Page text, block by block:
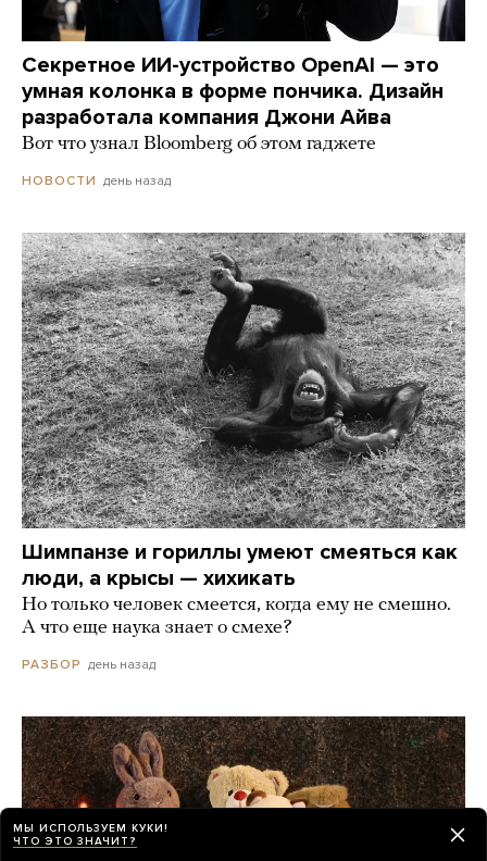
Секретное ИИ-устройство OpenAI — это
умная колонка в форме пончика. Дизайн
разработала компания Джони Айва
Вот что узнал Bloomberg об этом гаджете
НОВОСТИ день назад
Шимпанзе и гориллы умеют смеяться как
люди, а крысы — хихикать
Но только человек смеется, когда ему не смешно.
А что еще наука знает о смехе?
РАЗБОР день назад
МЫ ИСПОЛЬЗУЕМ КУКИ!
ЧТО ЭТО ЗНАЧИТ?